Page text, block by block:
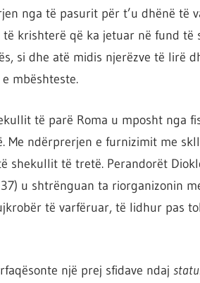
nga të pasurit për t’u dhënë të
të krishterë që ka jetuar në fund
si dhe atë midis njerëzve të lirë
mbështeste.
të parë Roma u mposht nga
Me ndërprerjen e furnizimit me
shekullit të tretë. Perandorët
u shtrënguan ta riorganizonin
të varfëruar, të lidhur pas
një prej sfidave ndaj